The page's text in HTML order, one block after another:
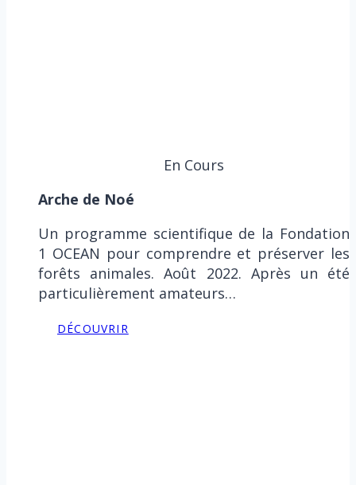
En Cours
Arche de Noé
Un programme scientifique de la Fondation
1 OCEAN pour comprendre et préserver les
forêts animales. Août 2022. Après un été
particulièrement amateurs…
DÉCOUVRIR